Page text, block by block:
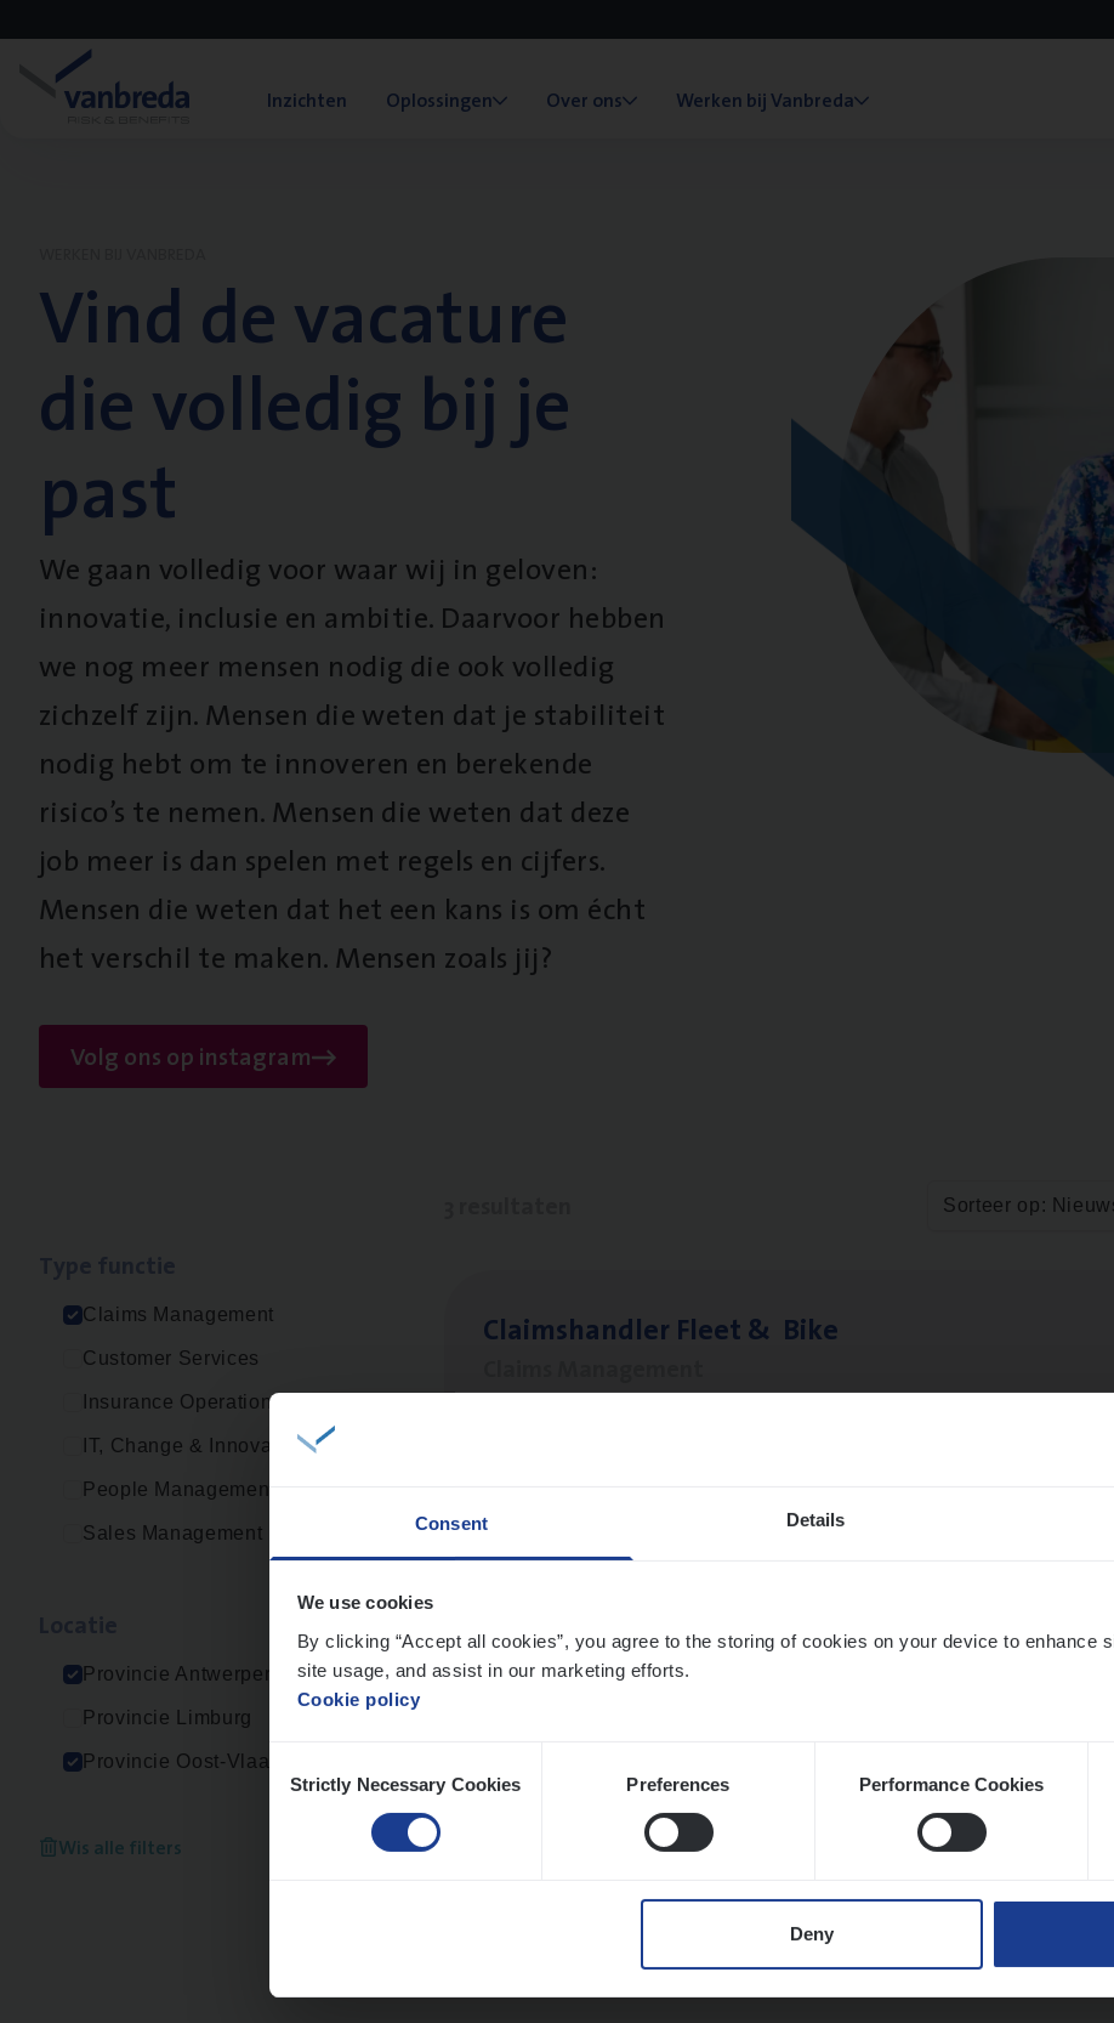
Consent Details
We use cookies
By clicking “Accept all cookies”, you agree to the storing of cookies on your device to enhance
site usage, and assist in our marketing efforts.
Cookie policy
Selection
Strictly Necessary Cookies Preferences Performance Cookies
Deny
Inzichten Oplossingen Over ons Werken bij Vanbreda
Vind de vacature
die volledig bij je
past
We gaan volledig voor waar wij in geloven:
innovatie, inclusie en ambitie. Daarvoor hebben
we nog meer mensen nodig die ook volledig
zichzelf zijn. Mensen die weten dat je stabiliteit
nodig hebt om te innoveren en berekende
risico’s te nemen. Mensen die weten dat deze
job meer is dan spelen met regels en cijfers.
Mensen die weten dat het een kans is om écht
het verschil te maken. Mensen zoals jij?
Volg ons op instagram
Claims Management
Customer Services
Insurance Operations
IT, Change & Innovation
People Management
Sales Management
Provincie Antwerpen
Provincie Limburg
Provincie Oost-Vlaanderen
Wis alle filters
Sorteer op:
Claims­hand­ler Fleet& Bike
Scha­de Expert Fleet
Antwerpen
Scha­de­be­heer­der verzekeringen
Claims Management
Sint-Niklaas/Temse